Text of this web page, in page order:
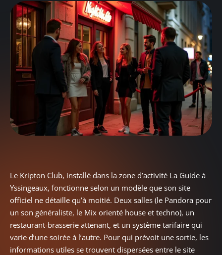
Le Kripton Club, installé dans la zone d’activité La Guide à
Yssingeaux, fonctionne selon un modèle que son site
officiel ne détaille qu’à moitié. Deux salles (le Pandora pour
un son généraliste, le Mix orienté house et techno), un
restaurant-brasserie attenant, et un système tarifaire qui
varie d’une soirée à l’autre. Pour qui prévoit une sortie, les
informations utiles se trouvent dispersées entre le site